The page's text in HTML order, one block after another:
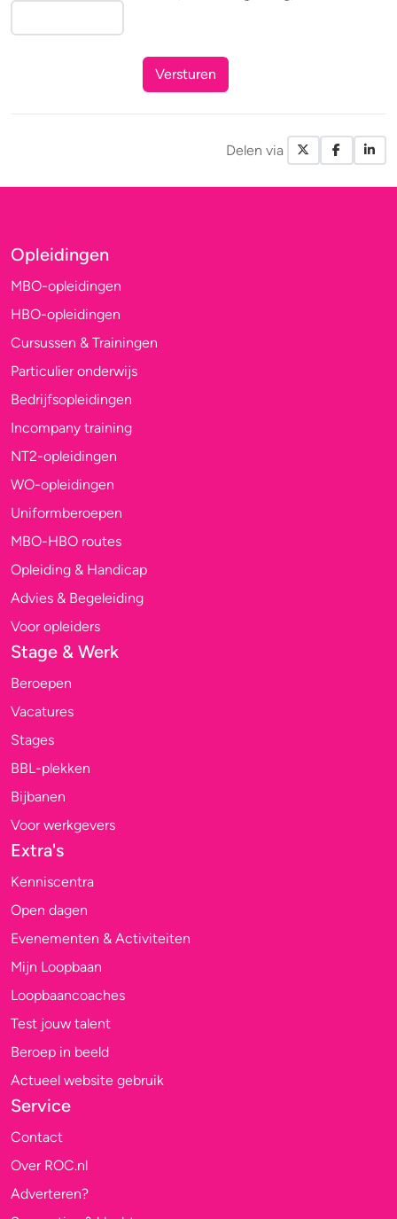
Versturen
Delen via X /
Opleidingen
MBO-opleidingen
HBO-opleidingen
Cursussen & Trainingen
Particulier onderwijs
Bedrijfsopleidingen
Incompany training
NT2-opleidingen
WO-opleidingen
Uniformberoepen
MBO-HBO routes
Opleiding & Handicap
Advies & Begeleiding
Voor opleiders
Stage & Werk
Beroepen
Vacatures
Stages
BBL-plekken
Bijbanen
Voor werkgevers
Extra's
Kenniscentra
Open dagen
Evenementen & Activiteiten
Mijn Loopbaan
Loopbaancoaches
Test jouw talent
Beroep in beeld
Actueel website gebruik
Service
Contact
Over ROC.nl
Adverteren?